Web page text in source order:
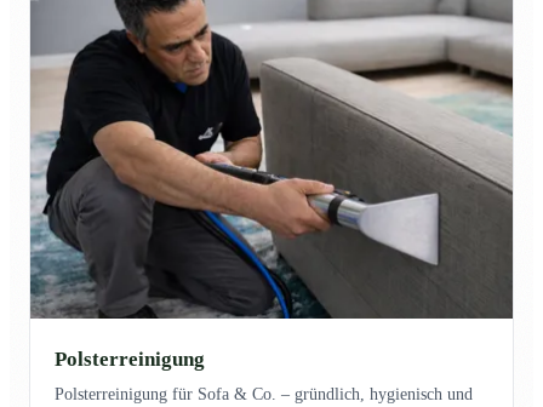
Polsterreinigung
Polsterreinigung für Sofa & Co. – gründlich, hygienisch und